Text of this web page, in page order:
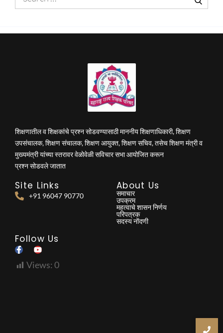
शिक्षणातील व शिक्षकांचे प्रश्न सोडवण्यासाठी माननीय शिक्षणाधिकारी, शिक्षण
उपसंचालक, शिक्षण संचालक, शिक्षण आयुक्त, शिक्षण सचिव, तसेच शिक्षण मंत्री व
मुख्यमंत्री यांच्या स्तरावर वेळोवेळी सविचार सभा आयोजित करून
प्रश्न सोडवले जातात
Site Links
+91 96047 90770
About Us
समाचार
उपक्रम
महत्वाचे शासन निर्णय
परिपत्रक
सदस्य नोंदणी
Follow Us
Views: 0